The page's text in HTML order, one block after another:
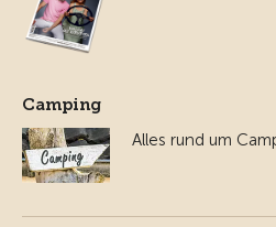
Camping
Alles rund um